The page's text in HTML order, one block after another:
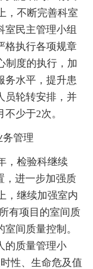
，不断完善科室
室民主管理小组
格执行各项规章
制度的执行，加
务水平，提升患
员轮转安排，并
少于2次。
管理
检验科继续
，进一步加强质
，继续加强室内
有项目的室间质
间质量控制。
的质量管理小
性、生命危及值